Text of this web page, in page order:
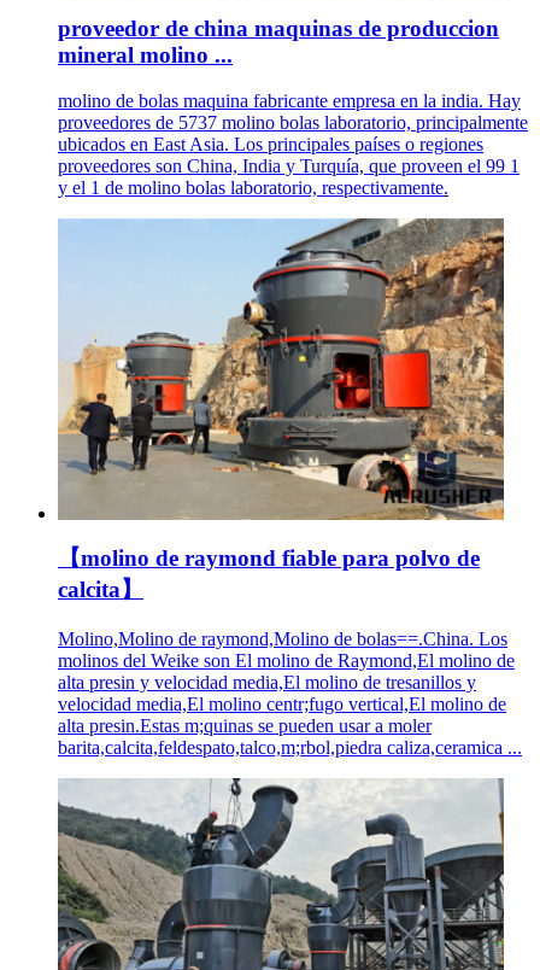
proveedor de china maquinas de produccion
mineral molino ...
molino de bolas maquina fabricante empresa en la india. Hay
proveedores de 5737 molino bolas laboratorio, principalmente
ubicados en East Asia. Los principales países o regiones
proveedores son China, India y Turquía, que proveen el 99 1
y el 1 de molino bolas laboratorio, respectivamente.
【molino de raymond fiable para polvo de
calcita】
Molino,Molino de raymond,Molino de bolas==.China. Los
molinos del Weike son El molino de Raymond,El molino de
alta presin y velocidad media,El molino de tresanillos y
velocidad media,El molino centr;fugo vertical,El molino de
alta presin.Estas m;quinas se pueden usar a moler
barita,calcita,feldespato,talco,m;rbol,piedra caliza,ceramica ...